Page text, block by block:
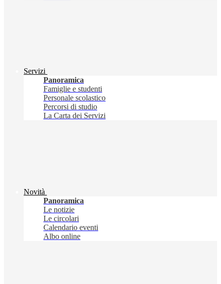
Servizi
Panoramica
Famiglie e studenti
Personale scolastico
Percorsi di studio
La Carta dei Servizi
Novità
Panoramica
Le notizie
Le circolari
Calendario eventi
Albo online